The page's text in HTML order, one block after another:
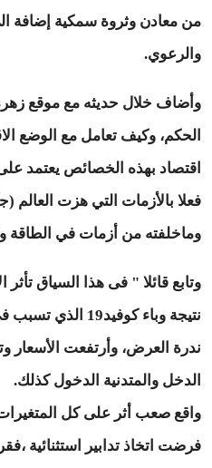
من معادن وثروة سمكية إضافة
والرعوي.
وأضاف خلال حديثه مع موقع
الحكم، وكيف تعامل مع الوضع
اقتصاد بهذه الخصائص يعتمد
فعلا بالأزمات التي هزت العالم
وماخلفته من أزمات في الطاقة
وتابع قائلا " فى هذا السياق
نتيجة وباء
ندرة العرض، وأرتفعت الأسعار
الدخل والمتدنية الدخول كذلك.
واقع صعب أثر على كل المتغيرات
فرضت اتخاذ تدابير استثنائية